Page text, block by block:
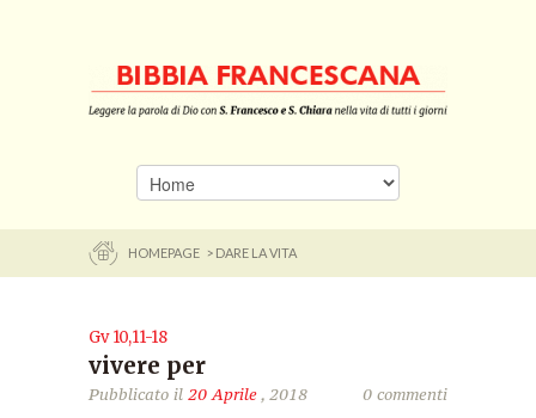
HOMEPAGE > DARE LA VITA
Gv 10,11-18
vivere per
Pubblicato il 20 Aprile, 2018 0 commenti